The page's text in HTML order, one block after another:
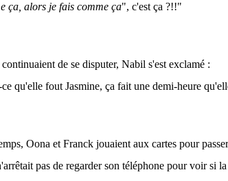
ça, alors je fais comme ça", c'est ça ?!!"
de se disputer, Nabil s'est exclamé :
qu'elle fout Jasmine, ça fait une demi-heure
Oona et Franck jouaient aux cartes pour
pas de regarder son téléphone pour voir si